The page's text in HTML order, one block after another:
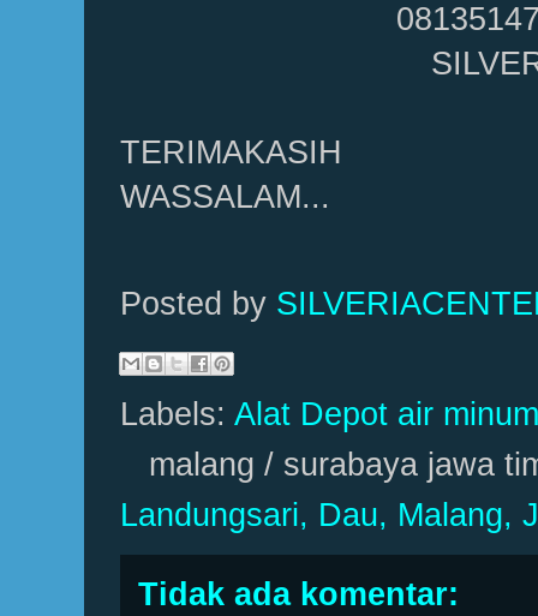
TERIMAKASIH
WASSALAM...
Posted by
Labels: Alat Depot air
malang / surabaya jawa
Landungsari, Dau, Malang,
Tidak ada komentar: